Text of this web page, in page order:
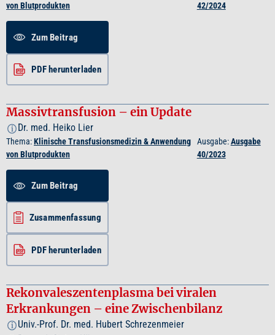
von Blutprodukten
42/2024
Zum Beitrag
PDF herunterladen
Massivtransfusion – ein Update
i Dr. med. Heiko Lier
Thema:Klinische Transfusionsmedizin & Anwendung
von Blutprodukten
Ausgabe:Ausgabe
40/2023
Zum Beitrag
Zusammenfassung
PDF herunterladen
Rekonvaleszentenplasma bei viralen
Erkrankungen – eine Zwischenbilanz
i Univ.-Prof. Dr. med. Hubert Schrezenmeier